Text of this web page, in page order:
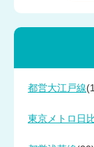
都営大江戸線
東京メトロ日